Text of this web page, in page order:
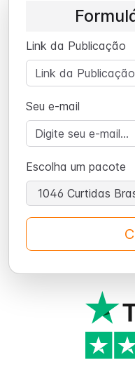
Link da Publicação
Seu e-mail
Escolha um pacote